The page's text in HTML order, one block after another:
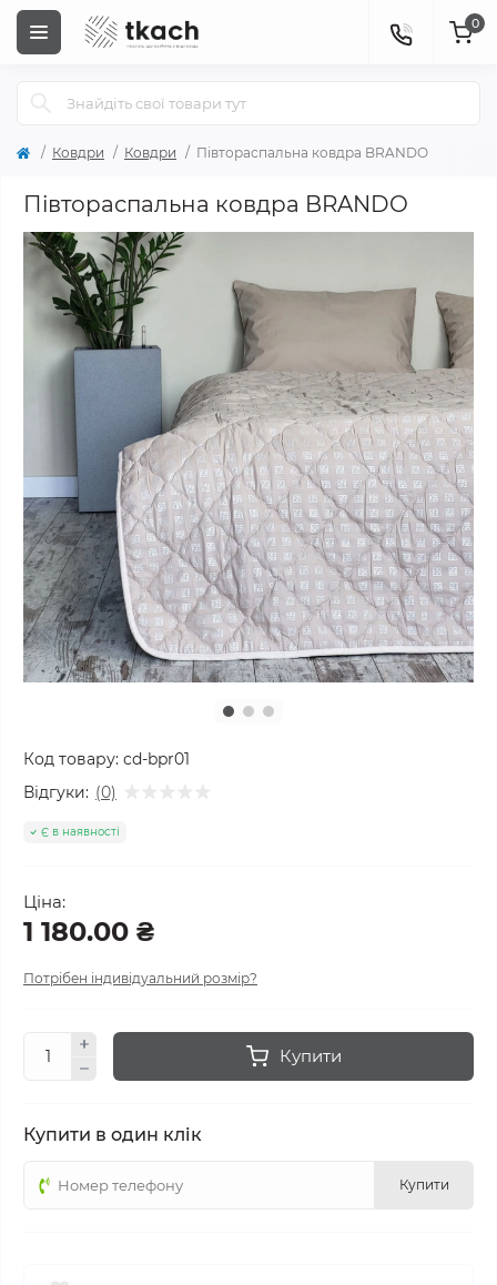
0
Ковдри Ковдри Півтораспальна ковдра BRANDO
Півтораспальна ковдра BRANDO
Код товару: cd-bpr01
Відгуки: (0)
Є в наявності
Ціна:
1 180.00 ₴
Потрібен індивідуальний розмір?
Купити
Купити в один клік
Купити